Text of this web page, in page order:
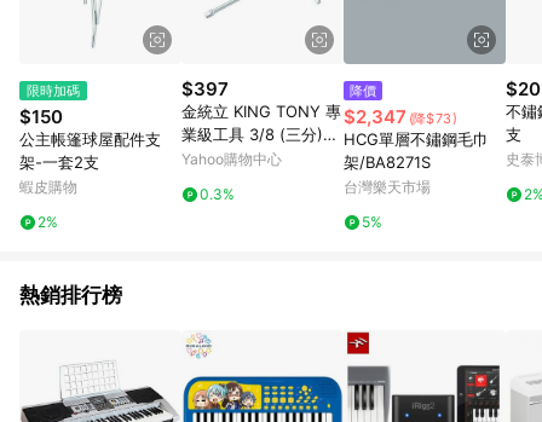
限時加碼
$150
公主帳篷球屋配件支
架-一套2支
蝦皮購物
2%
$397
金統立 KING TONY 專
業級工具 3/8 (三分)D
R. T型接杆 KT3511 10
Yahoo購物中心
0.3%
降價
$2,347 (降$73)
HCG單層不鏽鋼毛巾
架/BA8271S
台灣樂天市場
5%
$20
不鏽
支
史泰
熱銷排行榜